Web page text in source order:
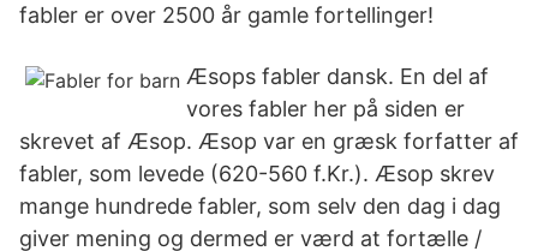
fabler er over 2500 år gamle fortellinger!
Æsops fabler dansk. En del af
vores fabler her på siden er
skrevet af Æsop. Æsop var en græsk forfatter af
fabler, som levede (620-560 f.Kr.). Æsop skrev
mange hundrede fabler, som selv den dag i dag
giver mening og dermed er værd at fortælle /